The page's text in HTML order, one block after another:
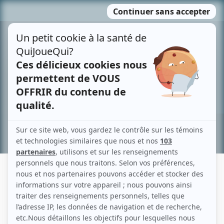
MENU
contenu
Recherche avancée »
SYLVIE DENIS
Liens
Fiche de Sylvie Denis sur Showbizz.net